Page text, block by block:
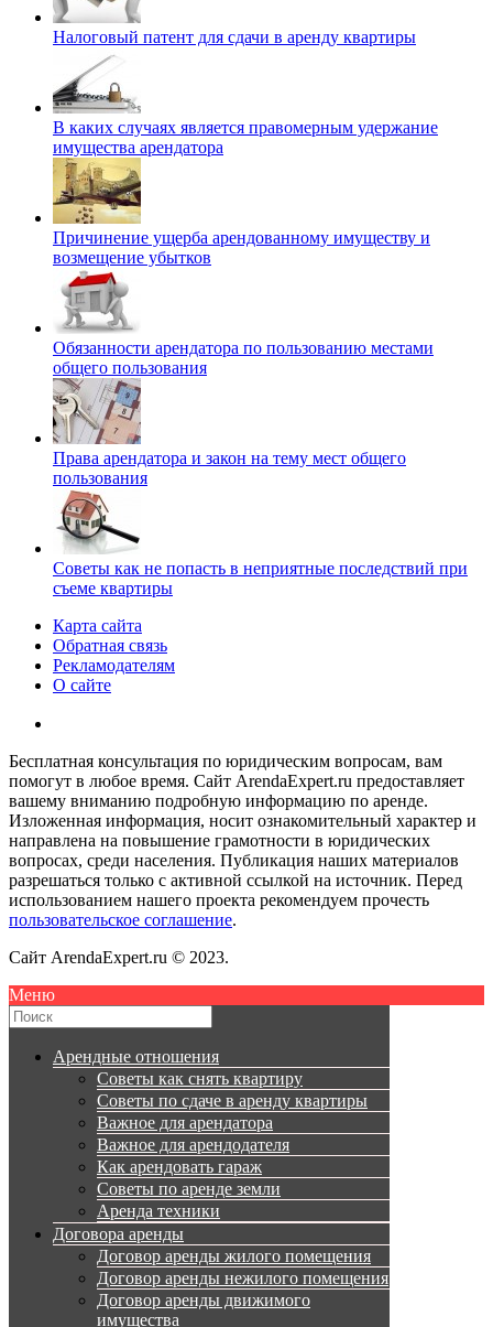
Налоговый патент для сдачи в аренду квартиры
В каких случаях является правомерным удержание
имущества арендатора
Причинение ущерба арендованному имуществу и
возмещение убытков
Обязанности арендатора по пользованию местами
общего пользования
Права арендатора и закон на тему мест общего
пользования
Советы как не попасть в неприятные последствий при
съеме квартиры
Карта сайта
Обратная связь
Рекламодателям
О сайте
Бесплатная консультация по юридическим вопросам, вам
помогут в любое время. Сайт ArendaExpert.ru предоставляет
вашему вниманию подробную информацию по аренде.
Изложенная информация, носит ознакомительный характер и
направлена на повышение грамотности в юридических
вопросах, среди населения. Публикация наших материалов
разрешаться только с активной ссылкой на источник. Перед
использованием нашего проекта рекомендуем прочесть
пользовательское соглашение.
Сайт ArendaExpert.ru © 2023.
Меню
Арендные отношения
Советы как снять квартиру
Советы по сдаче в аренду квартиры
Важное для арендатора
Важное для арендодателя
Как арендовать гараж
Советы по аренде земли
Аренда техники
Договора аренды
Договор аренды жилого помещения
Договор аренды нежилого помещения
Договор аренды движимого
имущества